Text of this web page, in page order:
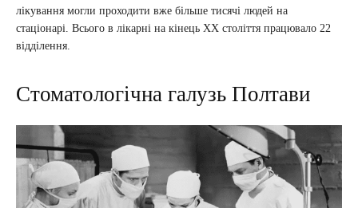
лікування могли проходити вже більше тисячі людей на
стаціонарі. Всього в лікарні на кінець ХХ століття працювало 22
відділення.
Стоматологічна галузь Полтави